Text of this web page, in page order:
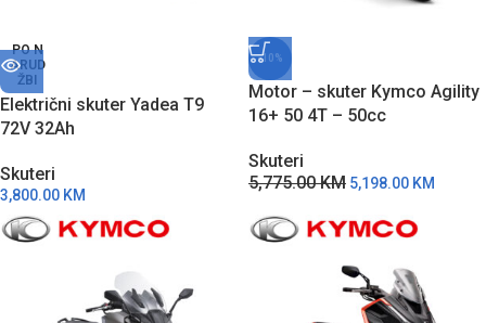
PO N
ARUD
ŽBI
Električni skuter Yadea T9
72V 32Ah
Skuteri
3,800.00 KM
-10%
Motor – skuter Kymco Agility
16+ 50 4T – 50cc
Skuteri
5,775.00KM 5,198.00 KM